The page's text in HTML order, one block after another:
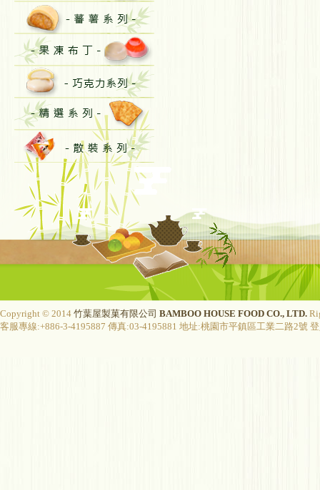
Copyright © 2014 竹葉屋製菓有限公司 BAMBOO HOUSE FOOD CO., LTD.
客服專線:+886-3-4195887 傳真:03-4195881 地址:桃園市平鎮區工業二路2號